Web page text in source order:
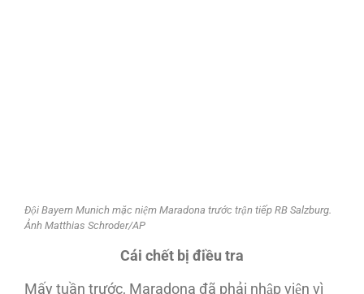
Đội Bayern Munich mặc niệm Maradona trước trận tiếp RB Salzburg.
Ảnh Matthias Schroder/AP
Cái chết bị điều tra
Mấy tuần trước, Maradona đã phải nhập viện vì